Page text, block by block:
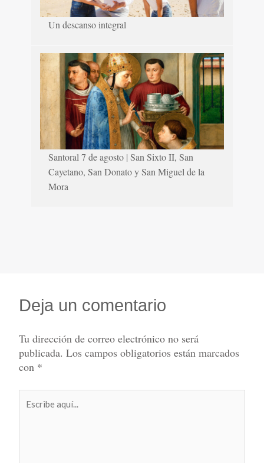
Un descanso integral
Santoral 7 de agosto | San Sixto II, San
Cayetano, San Donato y San Miguel de la
Mora
Deja un comentario
Tu dirección de correo electrónico no será
publicada. Los campos obligatorios están marcados
con *
aquí...